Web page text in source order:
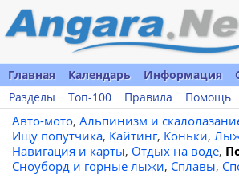
Главная Календарь Информация
Разделы
Топ-100 Правила Помощь
Авто-мото, Альпинизм и
Ищу попутчика, Кайтинг, Коньки,
Навигация и карты, Отдых на воде,
Сноуборд и горные лыжи, Сплавы,